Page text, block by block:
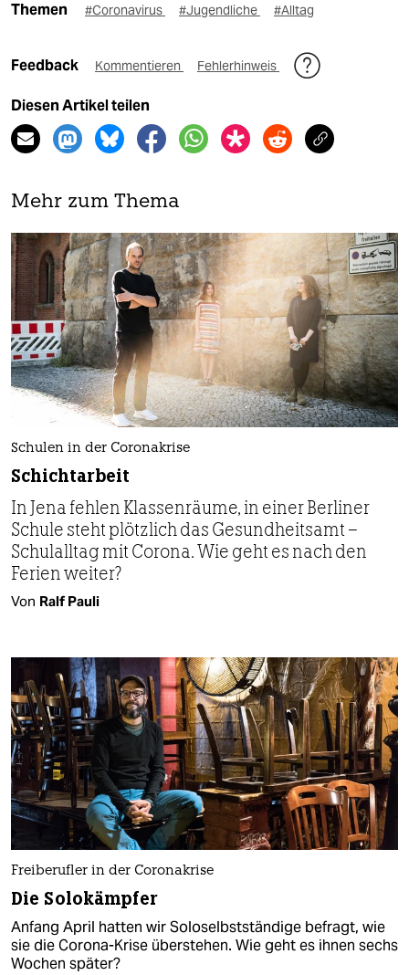
Themen #Coronavirus #Jugendliche #Alltag
Feedback Kommentieren Fehlerhinweis
Diesen Artikel teilen
Mehr zum Thema
Schulen in der Coronakrise
Schichtarbeit
In Jena fehlen Klassenräume, in einer Berliner
Schule steht plötzlich das Gesundheitsamt –
Schulalltag mit Corona. Wie geht es nach den
Ferien weiter?
Von Ralf Pauli
Freiberufler in der Coronakrise
Die Solokämpfer
Anfang April hatten wir Soloselbstständige befragt, wie
sie die Corona-Krise überstehen. Wie geht es ihnen sechs
Wochen später?